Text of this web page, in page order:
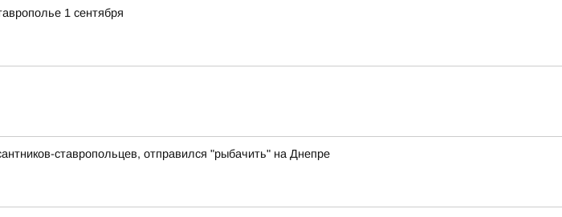
1 сентября
ставропольцев, отправился "рыбачить" на Днепре